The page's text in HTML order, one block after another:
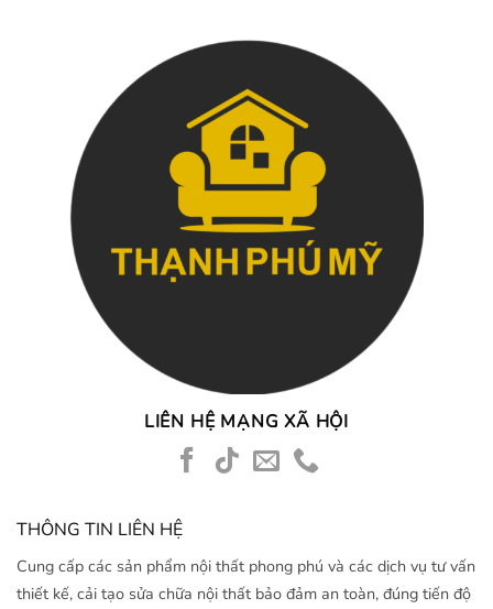
LIÊN HỆ MẠNG XÃ HỘI
THÔNG TIN LIÊN HỆ
Cung cấp các sản phẩm nội thất phong phú và các dịch vụ tư vấn
thiết kế, cải tạo sửa chữa nội thất bảo đảm an toàn, đúng tiến độ